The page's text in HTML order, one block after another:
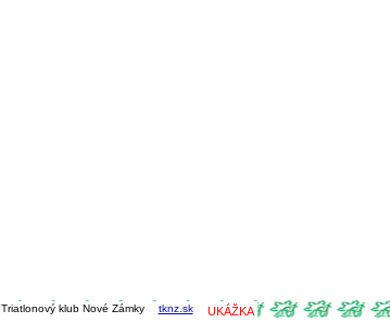
klub Nové Zámky tknz.sk UKÁŽKA